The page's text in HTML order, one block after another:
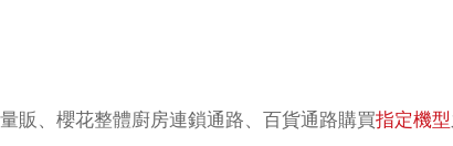
販、櫻花整體廚房連鎖通路、百貨通路購買指定機型